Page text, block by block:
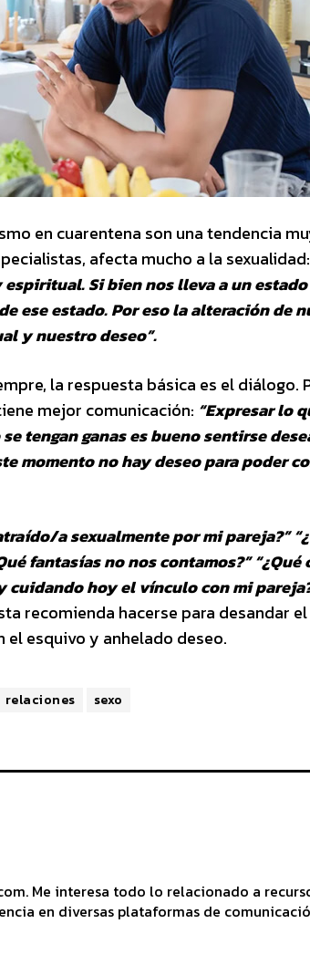
en cuarentena son una tendencia
afecta mucho a la sexualidad:
Si bien nos lleva a un estado
ese estado. Por eso la alteración de
y nuestro deseo”.
la respuesta básica es el diálogo.
mejor comunicación: “Expresar lo
tengan ganas es bueno sentirse
momento no hay deseo para poder
a sexualmente por mi pareja?”
fantasías no nos contamos?” “¿Qué
cuidando hoy el vínculo con mi
recomienda hacerse para desandar
esquivo y anhelado deseo.
relaciones sexo
Me interesa todo lo relacionado a
en diversas plataformas de